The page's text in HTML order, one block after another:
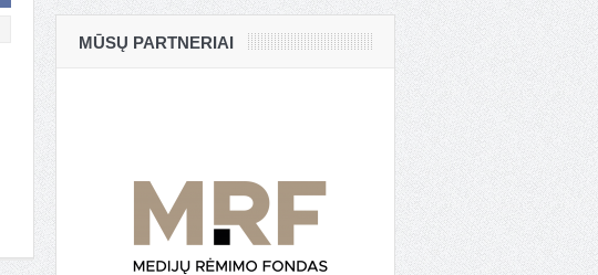
MŪSŲ PARTNERIAI